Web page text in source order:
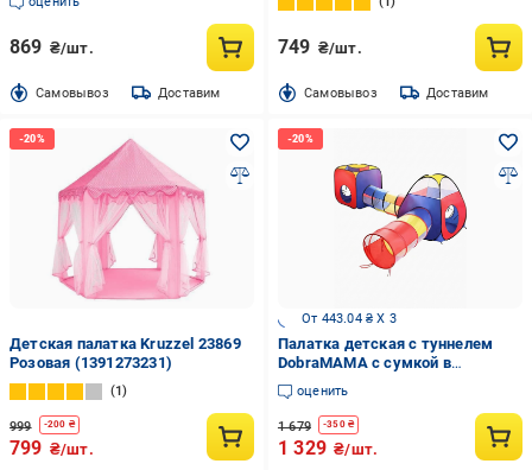
869 ₴/шт.
Cамовывоз Доставим
749 ₴/шт.
Cамовывоз Доставим
Детская палатка Kruzzel 23869
Розовая (1391273231)
1
999 -200 ₴
799 ₴/шт.
От 443.04 ₴ X 3
Палатка детская с туннелем
DobraMAMA с сумкой в
комплекте Разноцветный
(73994)
оценить
1 679 -350₴
1 329 ₴/шт.